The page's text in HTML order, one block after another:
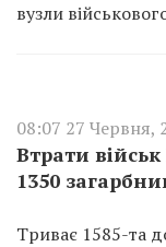
вузли
08:07 27 Червня,
Втрати
1350
Триває 1585-та